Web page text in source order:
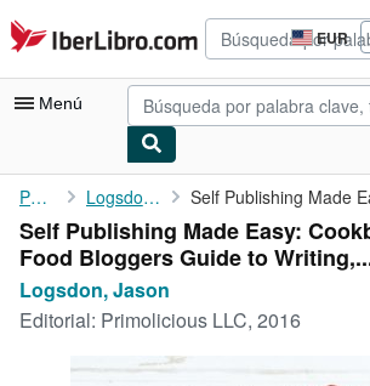
Pasar al contenido principal
IberLibro.com EUR
de
compra
del
Menú
Mi cuenta
Consultar mis pedidos
Búsqueda avanzada
Colecciones
Libros antiguos
Portada Logsdon, Jason
Self Publishing Made Easy:
Food Bloggers Guide to
Logsdon, Jason
Editorial: Primolicious LLC, 2016